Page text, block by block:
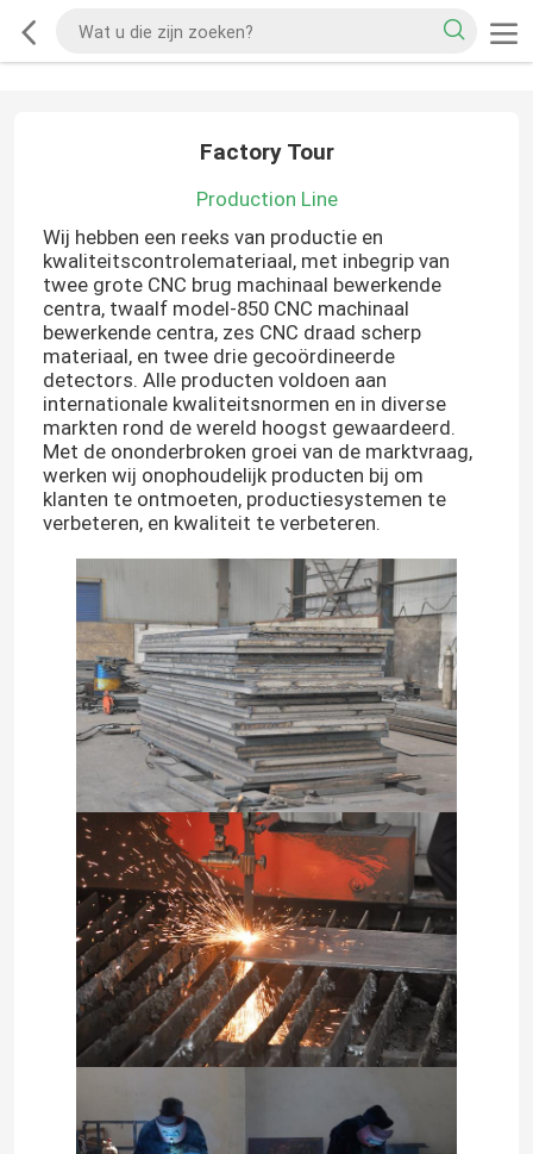
Factory Tour
Production Line
Wij hebben een reeks van productie en
kwaliteitscontrolemateriaal, met inbegrip van
twee grote CNC brug machinaal bewerkende
centra, twaalf model-850 CNC machinaal
bewerkende centra, zes CNC draad scherp
materiaal, en twee drie gecoördineerde
detectors. Alle producten voldoen aan
internationale kwaliteitsnormen en in diverse
markten rond de wereld hoogst gewaardeerd.
Met de ononderbroken groei van de marktvraag,
werken wij onophoudelijk producten bij om
klanten te ontmoeten, productiesystemen te
verbeteren, en kwaliteit te verbeteren.